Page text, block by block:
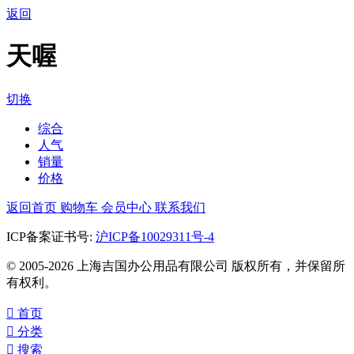
返回
天喔
切换
综合
人气
销量
价格
返回首页 购物车 会员中心 联系我们
ICP备案证书号: 沪ICP备10029311号-4
© 2005-2026 上海吉国办公用品有限公司 版权所有，并保留所
有权利。
 首页
 分类
 搜索